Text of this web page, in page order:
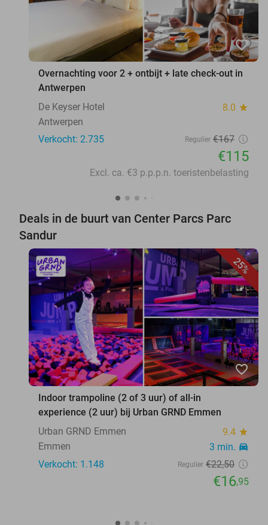
favorite_border
Overnachting voor 2 + ontbijt + late check-out in
Antwerpen
De Keyser Hotel
8.0 star
Antwerpen
Verkocht: 2.735
Regulier €167
€115
Excl. ca. €3 p.p.p.n. toeristenbelasting
Deals in de buurt van Center Parcs Parc
Sandur
25%
favorite_border
Indoor trampoline (2 of 3 uur) of all-in
experience (2 uur) bij Urban GRND Emmen
Urban GRND Emmen
9.4 star
Emmen 3 min. directions_car
Verkocht: 1.148 Regulier €22,50
€16,95